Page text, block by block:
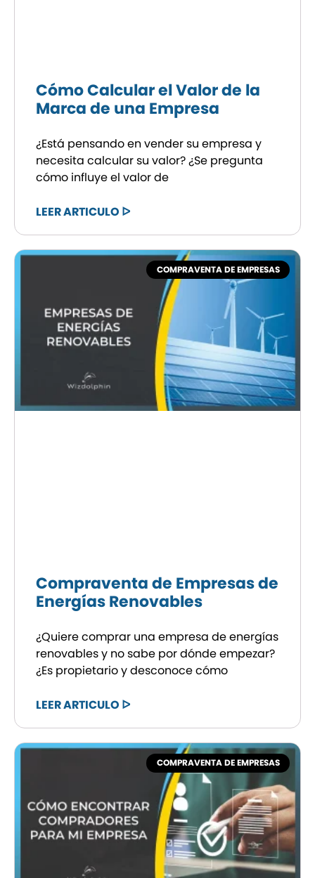
Cómo Calcular el Valor de la
Marca de una Empresa
¿Está pensando en vender su empresa y
necesita calcular su valor? ¿Se pregunta
cómo influye el valor de
LEER ARTICULO ᐅ
COMPRAVENTA DE EMPRESAS
Compraventa de Empresas de
Energías Renovables
¿Quiere comprar una empresa de energías
renovables y no sabe por dónde empezar?
¿Es propietario y desconoce cómo
LEER ARTICULO ᐅ
COMPRAVENTA DE EMPRESAS